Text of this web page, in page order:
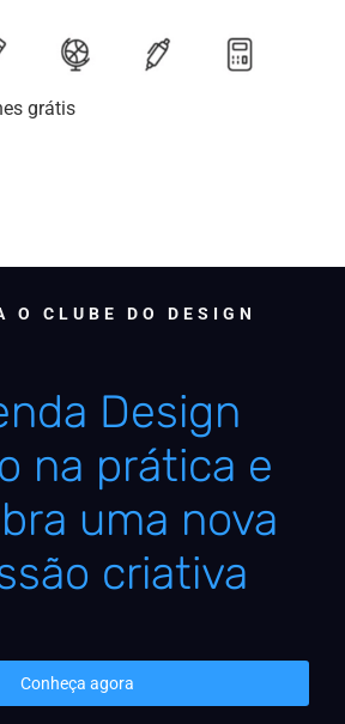
grátis
O CLUBE DO DESIGN
Design
na prática e
uma nova
criativa
Conheça agora